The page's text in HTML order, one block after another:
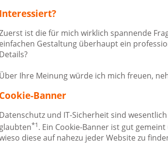
Interessiert?
ist die für mich wirklich spannende
einfachen Gestaltung überhaupt ein
Details?
Über Ihre Meinung würde ich mich freuen,
Cookie-Banner
Datenschutz und IT-Sicherheit sind
*1. Ein Cookie-Banner ist gut
diese auf nahezu jeder Website zu